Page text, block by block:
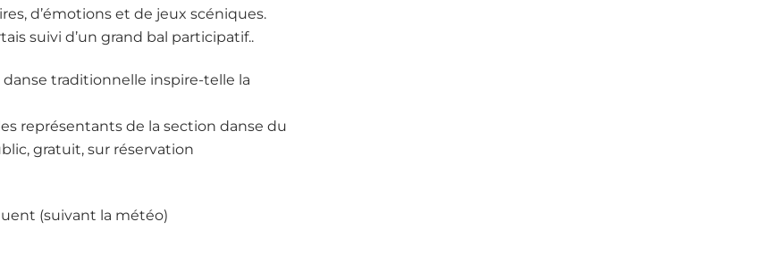
d’émotions et de jeux scéniques.
suivi d’un grand bal participatif..
danse traditionnelle inspire-telle la
représentants de la section danse du
gratuit, sur réservation
(suivant la météo)